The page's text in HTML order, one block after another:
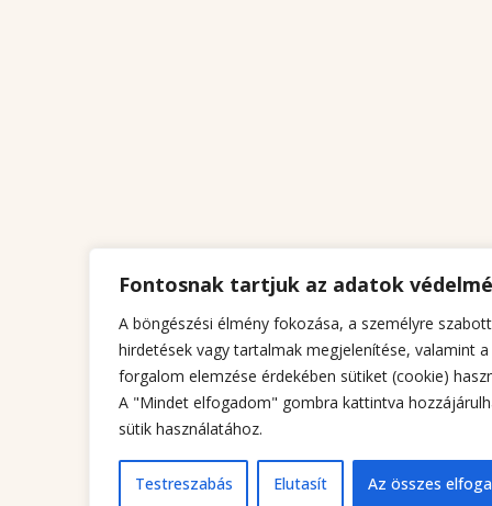
Fontosnak tartjuk az adatok
A böngészési élmény fokozása, a személyre szabott
hirdetések vagy tartalmak megjelenítése, valamint a
forgalom elemzése érdekében sütiket (cookie)
A "Mindet elfogadom" gombra kattintva
sütik használatához.
Testreszabás Elutasít Az összes